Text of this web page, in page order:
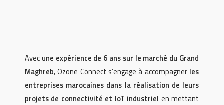
Avec une expérience de 6 ans sur le marché du Grand
Maghreb, Ozone Connect s’engage à accompagner les
entreprises marocaines dans la réalisation de leurs
projets de connectivité et IoT industriel en mettant